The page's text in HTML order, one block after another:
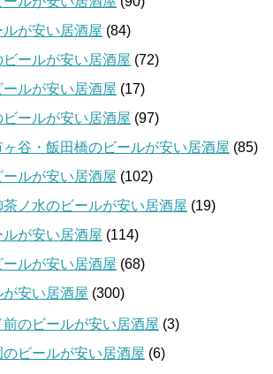
が安い居酒屋 (84)
ビールが安い居酒屋 (72)
ルが安い居酒屋 (17)
ールが安い居酒屋 (97)
ヶ谷・飯田橋のビールが安い居酒屋 (85)
ルが安い居酒屋 (102)
茶ノ水のビールが安い居酒屋 (19)
が安い居酒屋 (114)
ールが安い居酒屋 (68)
安い居酒屋 (300)
のビールが安い居酒屋 (3)
ビールが安い居酒屋 (6)